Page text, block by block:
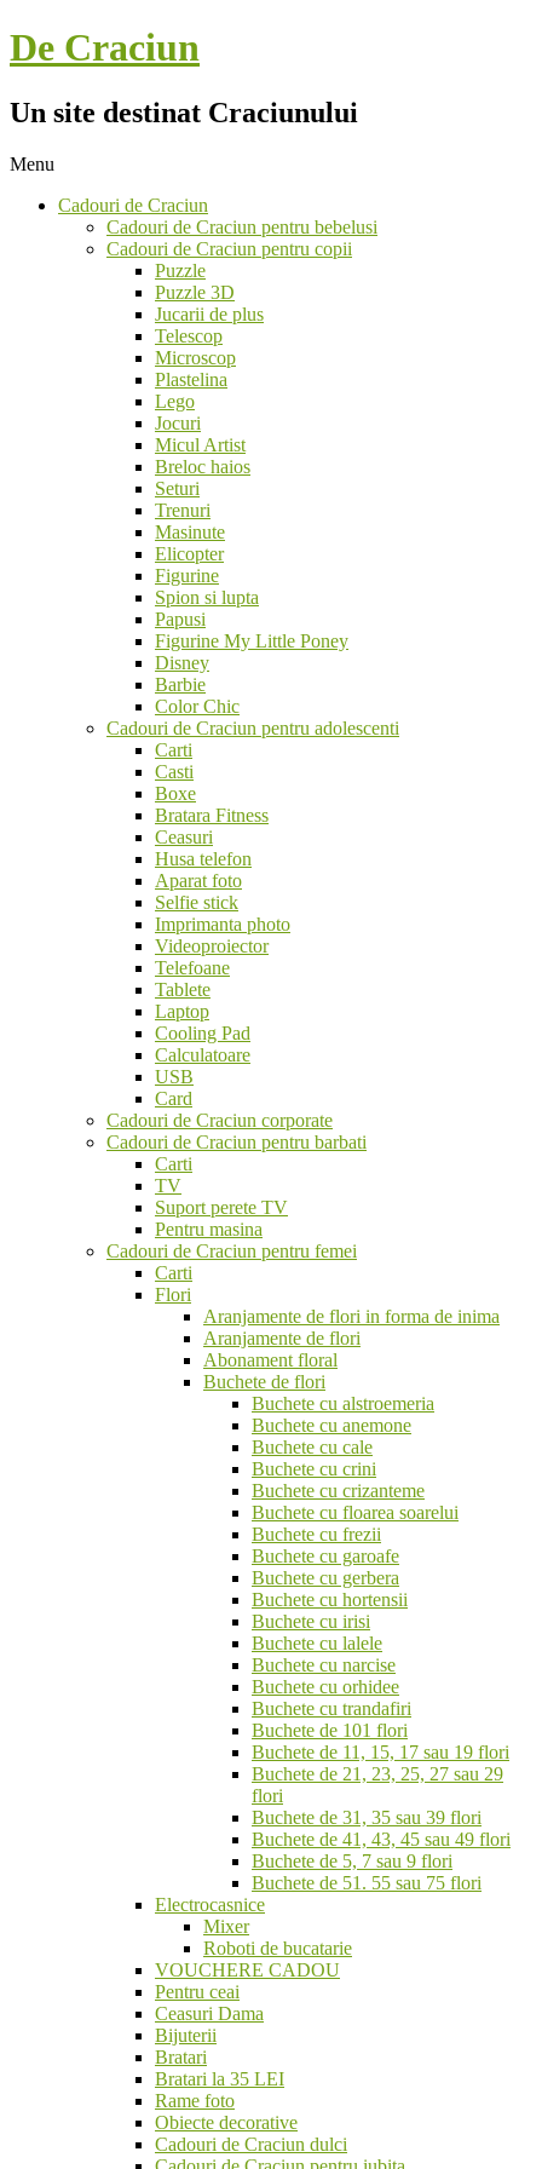
Skip
to
De Craciun
Un site destinat Craciunului
Navigation
Menu
Cadouri de Craciun
Cadouri de Craciun pentru bebelusi
Cadouri de Craciun pentru copii
Puzzle
Puzzle 3D
Jucarii de plus
Telescop
Microscop
Plastelina
Lego
Jocuri
Micul Artist
Breloc haios
Seturi
Trenuri
Masinute
Elicopter
Figurine
Spion si lupta
Papusi
Figurine My Little Poney
Disney
Barbie
Color Chic
Cadouri de Craciun pentru adolescenti
Carti
Casti
Boxe
Bratara Fitness
Ceasuri
Husa telefon
Aparat foto
Selfie stick
Imprimanta photo
Videoproiector
Telefoane
Tablete
Laptop
Cooling Pad
Calculatoare
USB
Card
Cadouri de Craciun corporate
Cadouri de Craciun pentru barbati
Carti
TV
Suport perete TV
Pentru masina
Cadouri de Craciun pentru femei
Carti
Flori
Aranjamente de flori in forma de inima
Aranjamente de flori
Abonament floral
Buchete de flori
Buchete cu alstroemeria
Buchete cu anemone
Buchete cu cale
Buchete cu crini
Buchete cu crizanteme
Buchete cu floarea soarelui
Buchete cu frezii
Buchete cu garoafe
Buchete cu gerbera
Buchete cu hortensii
Buchete cu irisi
Buchete cu lalele
Buchete cu narcise
Buchete cu orhidee
Buchete cu trandafiri
Buchete de 101 flori
Buchete de 11, 15, 17 sau 19 flori
Buchete de 21, 23, 25, 27 sau 29
flori
Buchete de 31, 35 sau 39 flori
Buchete de 41, 43, 45 sau 49 flori
Buchete de 5, 7 sau 9 flori
Buchete de 51. 55 sau 75 flori
Electrocasnice
Mixer
Roboti de bucatarie
VOUCHERE CADOU
Pentru ceai
Ceasuri Dama
Bijuterii
Bratari
Bratari la 35 LEI
Rame foto
Obiecte decorative
Cadouri de Craciun dulci